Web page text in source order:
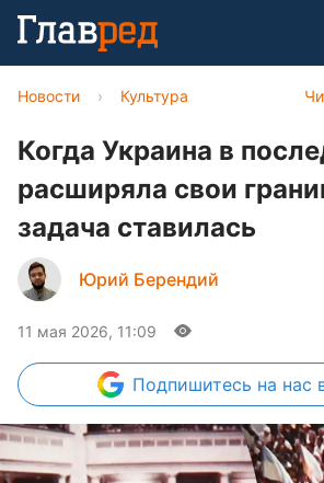
Новости › Культура
Когда Украина в
расширяла свои
задача ставилась
Юрий Берендий
11 мая 2026, 11:09
Подпишитесь на нас